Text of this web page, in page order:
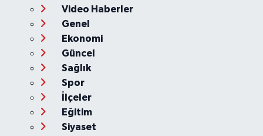
Video Haberler
Genel
Ekonomi
Güncel
Sağlık
Spor
İlçeler
Eğitim
Siyaset